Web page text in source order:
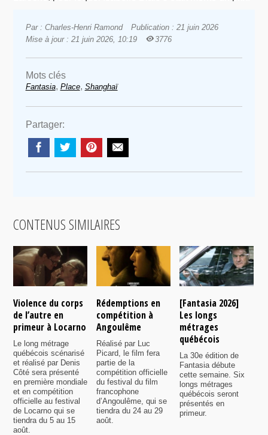
Par : Charles-Henri Ramond
Publication : 21 juin 2026
Mise à jour : 21 juin 2026, 10:19
3776
Mots clés
Fantasia, Place, Shanghaï
Partager:
CONTENUS SIMILAIRES
Violence du corps
de l’autre en
primeur à Locarno
Le long métrage
québécois scénarisé
et réalisé par Denis
Côté sera présenté
en première mondiale
et en compétition
officielle au festival
de Locarno qui se
tiendra du 5 au 15
août.
Rédemptions en
compétition à
Angoulême
Réalisé par Luc
Picard, le film fera
partie de la
compétition officielle
du festival du film
francophone
d’Angoulême, qui se
tiendra du 24 au 29
août.
[Fantasia 2026]
Les longs
métrages
québécois
La 30e édition de
Fantasia débute
cette semaine. Six
longs métrages
québécois seront
présentés en
primeur.